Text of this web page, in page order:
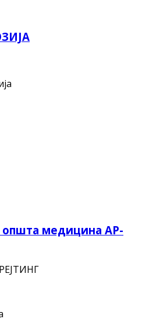
општа медицина АР-